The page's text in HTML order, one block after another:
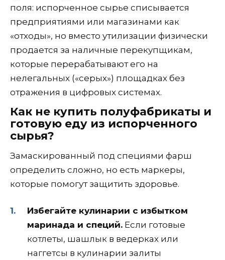
поля: испорченное сырье списывается
предприятиями или магазинами как
«отходы», но вместо утилизации физически
продается за наличные перекупщикам,
которые перерабатывают его на
нелегальных («серых») площадках без
отражения в цифровых системах.
Как не купить полуфабрикаты и
готовую еду из испорченного
сырья?
Замаскированный под специями фарш
определить сложно, но есть маркеры,
которые помогут защитить здоровье.
Избегайте кулинарии с избытком
маринада и специй. Если готовые
котлеты, шашлык в ведерках или
наггетсы в кулинарии залиты